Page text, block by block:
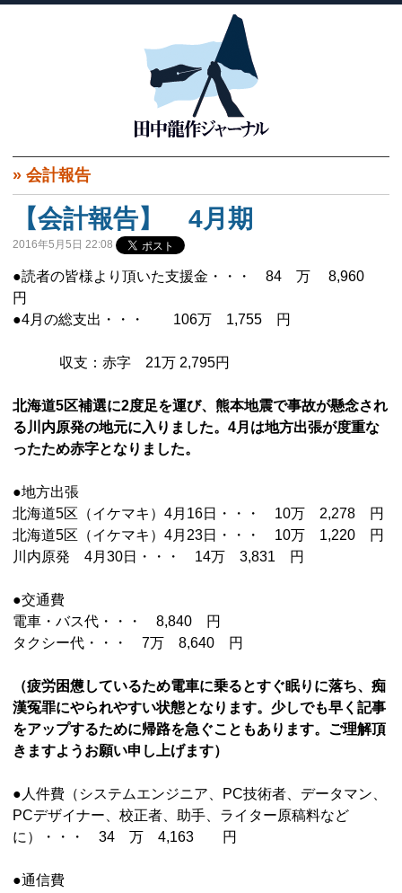
» 会計報告
【会計報告】 4月期
2016年5月5日 22:08
●読者の皆様より頂いた支援金・・・ 84 万 8,960
円
●4月の総支出・・・ 106万 1,755 円
収支：赤字 21万 2,795円
北海道5区補選に2度足を運び、熊本地震で事故が懸念され
る川内原発の地元に入りました。4月は地方出張が度重な
ったため赤字となりました。
●地方出張
北海道5区（イケマキ）4月16日・・・ 10万 2,278 円
北海道5区（イケマキ）4月23日・・・ 10万 1,220 円
川内原発 4月30日・・・ 14万 3,831 円
●交通費
電車・バス代・・・ 8,840 円
タクシー代・・・ 7万 8,640 円
（疲労困憊しているため電車に乗るとすぐ眠りに落ち、痴
漢冤罪にやられやすい状態となります。少しでも早く記事
をアップするために帰路を急ぐこともあります。ご理解頂
きますようお願い申し上げます）
●人件費（システムエンジニア、PC技術者、データマン、
PCデザイナー、校正者、助手、ライター原稿料など
に）・・・ 34 万 4,163 円
●通信費